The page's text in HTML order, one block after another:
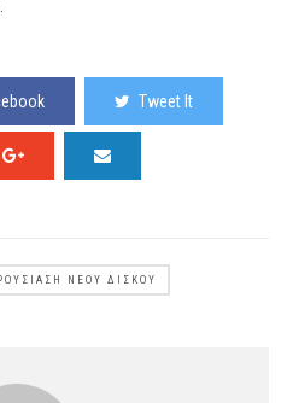
Tweet It
ΝΈΟΥ ΔΊΣΚΟΥ